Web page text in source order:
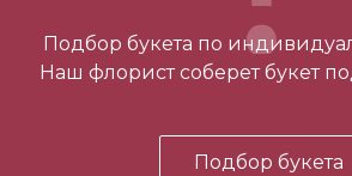
В корзину
Подбор букета по
Наш флорист соберет букет
Подбор букета